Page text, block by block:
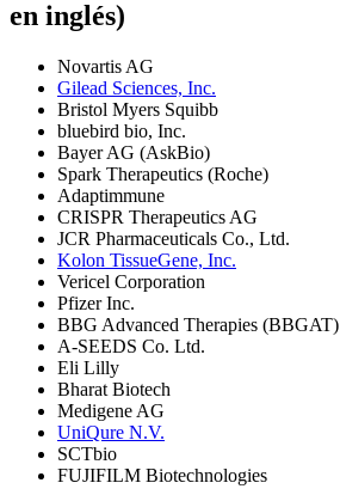
en inglés)
Novartis AG
Gilead Sciences, Inc.
Bristol Myers Squibb
bluebird bio, Inc.
Bayer AG (AskBio)
Spark Therapeutics (Roche)
Adaptimmune
CRISPR Therapeutics AG
JCR Pharmaceuticals Co., Ltd.
Kolon TissueGene, Inc.
Vericel Corporation
Pfizer Inc.
BBG Advanced Therapies (BBGAT)
A-SEEDS Co. Ltd.
Eli Lilly
Bharat Biotech
Medigene AG
UniQure N.V.
SCTbio
FUJIFILM Biotechnologies